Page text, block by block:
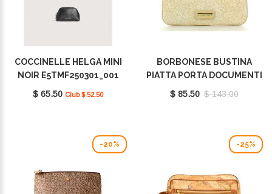
COCCINELLE HELGA MINI
NOIR E5TMF250301_001
$ 65.50 Club $ 52.50
BORBONESE BUSTINA
PIATTA PORTA DOCUMENTI
BEIGE 260431J48E72
$ 85.50 $ 143.00
-20% -25%